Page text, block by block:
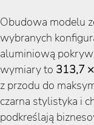
Obudowa modelu
wybranych
aluminiową
wymiary to 313,7
z przodu do
czarna stylistyka i
podkreślają